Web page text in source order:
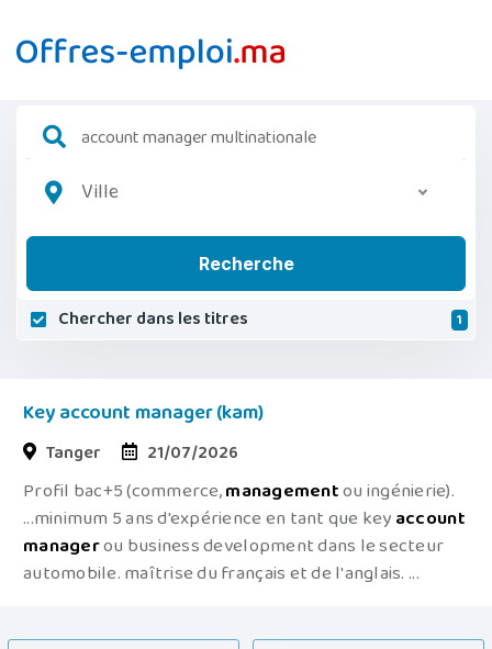
Ville
Recherche
Chercher dans les titres 1
Key account manager (kam)
Tanger 21/07/2026
Profil bac+5 (commerce,managementou ingénierie).
...minimum 5 ans d'expérience en tant que keyaccount
managerou business development dans le secteur
automobile. maîtrise du français et de l'anglais. ...